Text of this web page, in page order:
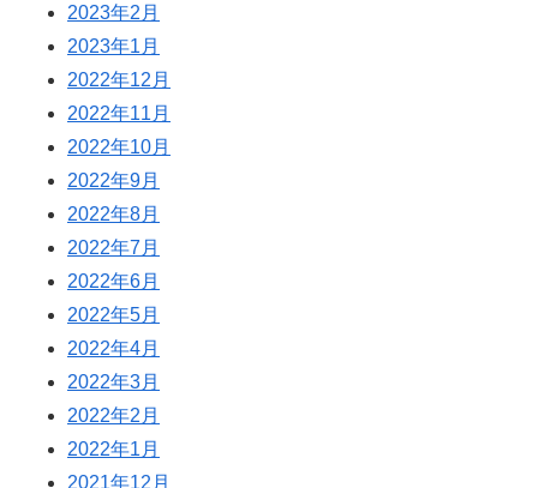
2023年2月
2023年1月
2022年12月
2022年11月
2022年10月
2022年9月
2022年8月
2022年7月
2022年6月
2022年5月
2022年4月
2022年3月
2022年2月
2022年1月
2021年12月